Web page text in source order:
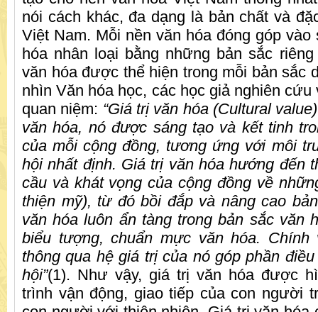
nói cách khác, đa dạng là bản chất và
Việt Nam. Mỗi nền văn hóa đóng góp
hóa nhân loại bằng những bản sắc
văn hóa được thể hiện trong mỗi bản sắc
nhìn Văn hóa học, các học giả nghiên cứu
quan niệm: “Giá trị văn hóa (Cultural
văn hóa, nó được sáng tạo và kết tinh
của mỗi cộng đồng, tương ứng với môi
hội nhất định. Giá trị văn hóa hướng đến
cầu và khát vọng của cộng đồng về
thiện mỹ), từ đó bồi đắp và nâng cao
văn hóa luôn ẩn tàng trong bản sắc văn
biểu tượng, chuẩn mực văn hóa.
thông qua hệ giá trị của nó góp phần
hội”(1). Như vậy, giá trị văn hóa được
trình vận động, giao tiếp của con người